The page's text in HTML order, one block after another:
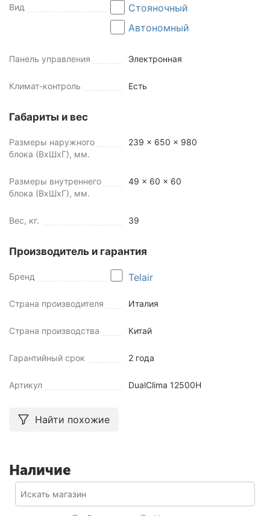
Вид
Стояночный
Автономный
Панель управления Электронная
Климат-контроль Есть
Габариты и вес
Размеры наружного
блока (ВхШхГ), мм.
239 x 650 x 980
Размеры внутреннего
блока (ВхШхГ), мм.
49 x 60 x 60
Вес, кг. 39
Производитель и гарантия
Бренд Telair
Страна производителя Италия
Страна производства Китай
Гарантийный срок 2 года
Артикул DualClima 12500H
Найти похожие
Наличие